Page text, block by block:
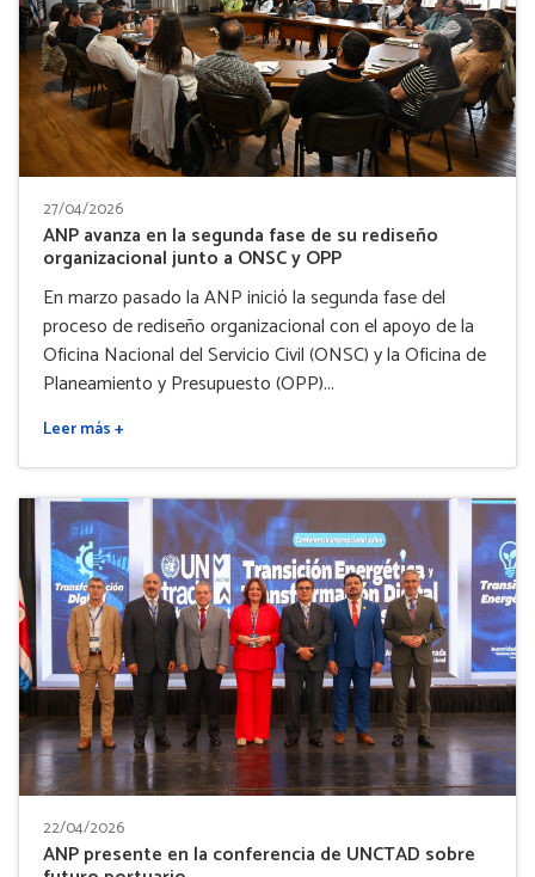
27/04/2026
ANP avanza en la segunda fase de su rediseño
organizacional junto a ONSC y OPP
En marzo pasado la ANP inició la segunda fase del
proceso de rediseño organizacional con el apoyo de la
Oficina Nacional del Servicio Civil (ONSC) y la Oficina de
Planeamiento y Presupuesto (OPP)...
Leer más +
22/04/2026
ANP presente en la conferencia de UNCTAD sobre